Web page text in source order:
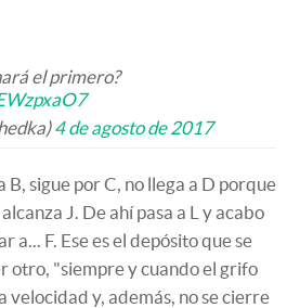
el primero?
4 de agosto de 2017
B, sigue por C, no llega a D porque
J. De ahí pasa a L y acabo
a... F. Ese es el depósito que se
otro, "siempre y cuando el grifo
velocidad y, además, no se cierre